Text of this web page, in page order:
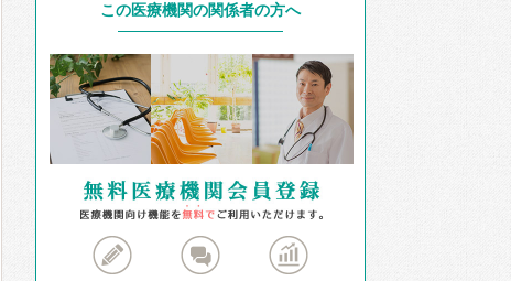
この医療機関の関係者の方へ